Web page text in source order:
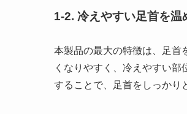
1-2. 冷えやすい足首を
本製品の最大の特徴は、足首
くなりやすく、冷えやすい
することで、足首をしっかり